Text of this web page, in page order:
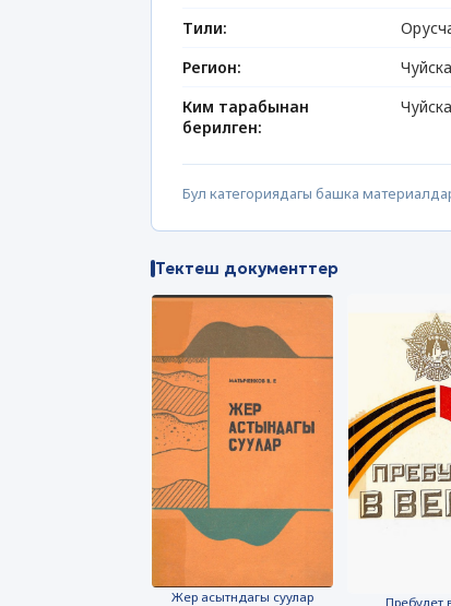
Тили:
Регион:
Ким тарабынан
берилген:
Бул категориядагы башка
Тектеш документтер
Жер асытндагы суулар Пребудет